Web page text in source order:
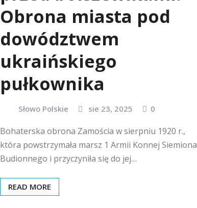
Obrona miasta pod
dowództwem
ukraińskiego
pułkownika
Słowo Polskie sie 23, 2025 0
Bohaterska obrona Zamościa w sierpniu 1920 r.,
która powstrzymała marsz 1 Armii Konnej Siemiona
Budionnego i przyczyniła się do jej…
READ MORE